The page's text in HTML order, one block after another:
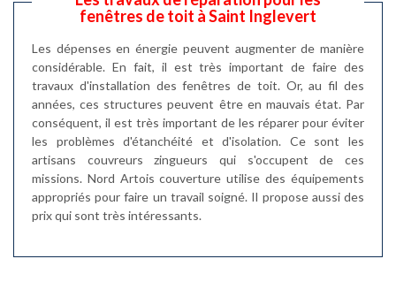
fenêtres de toit à Saint Inglevert
Les dépenses en énergie peuvent augmenter de manière
considérable. En fait, il est très important de faire des
travaux d'installation des fenêtres de toit. Or, au fil des
années, ces structures peuvent être en mauvais état. Par
conséquent, il est très important de les réparer pour éviter
les problèmes d'étanchéité et d'isolation. Ce sont les
artisans couvreurs zingueurs qui s'occupent de ces
missions. Nord Artois couverture utilise des équipements
appropriés pour faire un travail soigné. Il propose aussi des
prix qui sont très intéressants.